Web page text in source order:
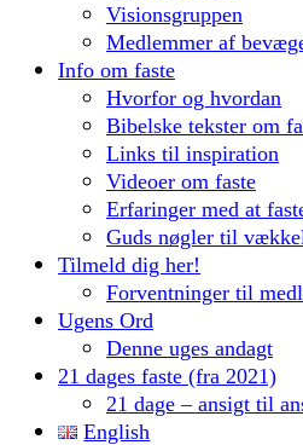
Visionsgruppen
Medlemmer af
Info om faste
Hvorfor og hvordan
Bibelske tekster om
Links til inspiration
Videoer om faste
Erfaringer med at
Guds nøgler til
Tilmeld dig her!
Forventninger til
Ugens Ord
Denne uges andagt
21 dages faste (fra 2021)
21 dage – ansigt til
English